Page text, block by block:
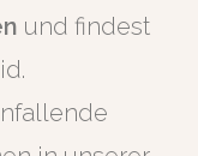
und findest